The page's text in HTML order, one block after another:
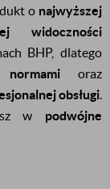
o najwyższej
widoczności
BHP, dlatego
oraz
obsługi.
w podwójne